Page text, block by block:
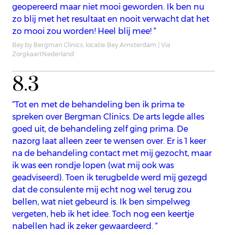
geopereerd maar niet mooi geworden. Ik ben nu
zo blij met het resultaat en nooit verwacht dat het
zo mooi zou worden! Heel blij mee! “
Bey by Bergman Clinics, locatie Bey Amsterdam | Via
ZorgkaartNederland
8.3
“Tot en met de behandeling ben ik prima te
spreken over Bergman Clinics. De arts legde alles
goed uit, de behandeling zelf ging prima. De
nazorg laat alleen zeer te wensen over. Er is 1 keer
na de behandeling contact met mij gezocht, maar
ik was een rondje lopen (wat mij ook was
geadviseerd). Toen ik terugbelde werd mij gezegd
dat de consulente mij echt nog wel terug zou
bellen, wat niet gebeurd is. Ik ben simpelweg
vergeten, heb ik het idee. Toch nog een keertje
nabellen had ik zeker gewaardeerd. “